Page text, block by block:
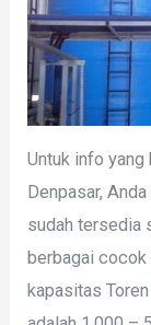
Untuk info yang
Denpasar,
sudah tersedia
berbagai cocok
kapasitas